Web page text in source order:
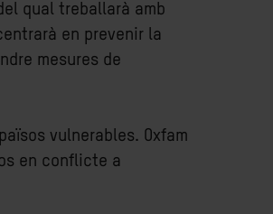
qual treballarà amb
en prevenir la
mesures de
vulnerables. Oxfam
en conflicte a